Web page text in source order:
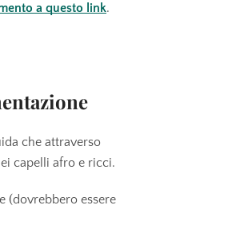
a questo link.
che attraverso
capelli afro e ricci.
(dovrebbero essere